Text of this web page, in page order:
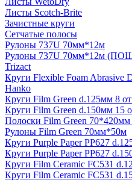
Листы Scotch-Brite
Зачистные круги
Сетчатые полосы
Рулоны 737U 70мм*12м
Рулоны 737U 70мм*12м
Trizact
Круги Flexible Foam Abrasive
Hanko
Круги Film Green d.125мм 8
Круги Film Green d.150мм 15
Полоски Film Green 70*420мм
Рулоны Film Green 70мм*50м
Круги Purple Paper PP627
Круги Purple Paper PP627
Круги Film Ceramic FC531
Круги Film Ceramic FC531